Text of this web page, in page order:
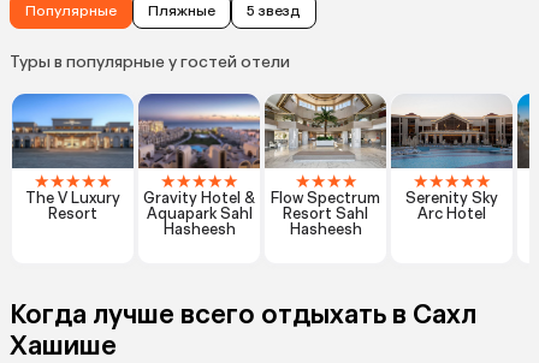
Популярные Пляжные 5 звезд
Туры в популярные у гостей отели
★★★★★
The V Luxury
Resort
★★★★★
Gravity Hotel &
Aquapark Sahl
Hasheesh
★★★★
Flow Spectrum
Resort Sahl
Hasheesh
★★★★★
Serenity Sky
Arc Hotel
Когда лучше всего отдыхать в Сахл
Хашише